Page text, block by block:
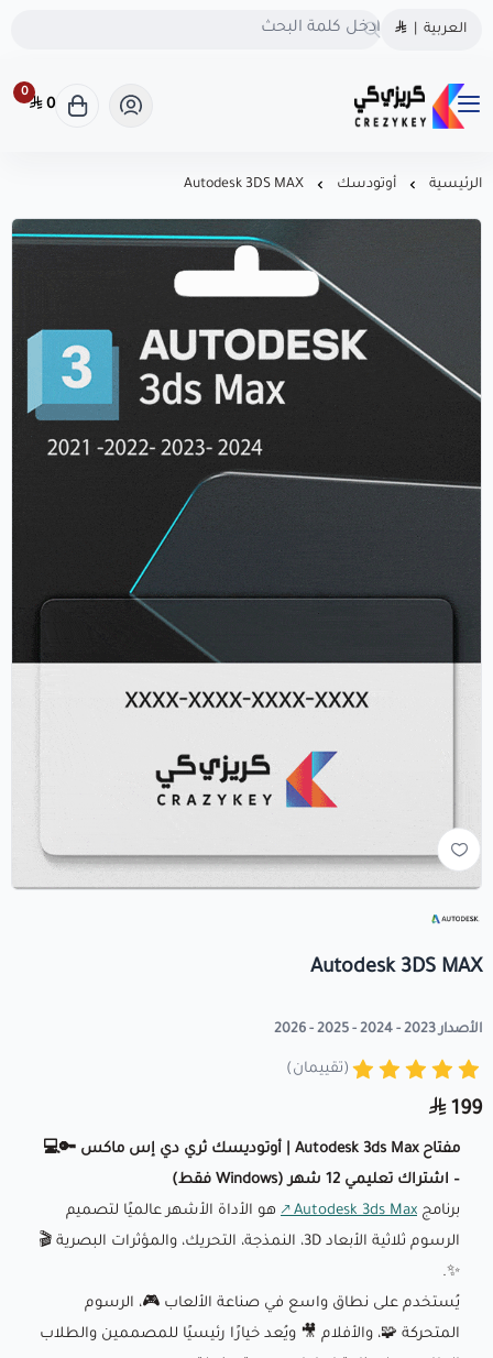
العربية
كريزى كى متجرك الموثوق لشراء كودك الرقمي
0
0
الرئيسية أوتودسك Autodesk 3DS MAX
Autodesk 3DS MAX
الأصدار 2023 - 2024 - 2025 - 2026
(تقييمان)
199
مفتاح Autodesk 3ds Max | أوتوديسك ثري دي إس ماكس 🔑💻
– اشتراك تعليمي 12 شهر (Windows فقط)
برنامج Autodesk 3ds Max
هو الأداة الأشهر عالميًا لتصميم
الرسوم ثلاثية الأبعاد 3D، النمذجة، التحريك، والمؤثرات البصرية 🎬
✨.
يُستخدم على نطاق واسع في صناعة الألعاب 🎮، الرسوم
المتحركة 🧩، والأفلام 🎥 ويُعد خيارًا رئيسيًا للمصممين والطلاب
لشراء كودك الرقمي
احصل على تراخيص أصلية
البرامج بأسعار منافسة! سرعة
السجل التجاري
1126106623
روابط مهمة
تواصل معنا
+966560492549
info@crezykey.com